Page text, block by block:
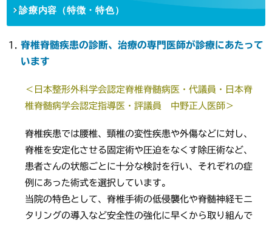
診療内容（特徴・特色）
脊椎脊髄疾患の診断、治療の専門医師が診療にあたって
います
＜日本整形外科学会認定脊椎脊髄病医・代議員・日本脊
椎脊髄病学会認定指導医・評議員 中野正人医師＞
脊椎疾患では腰椎、頸椎の変性疾患や外傷などに対し、
脊椎を安定化させる固定術や圧迫をなくす除圧術など、
患者さんの状態ごとに十分な検討を行い、それぞれの症
例にあった術式を選択しています。
当院の特色として、脊椎手術の低侵襲化や脊髄神経モニ
タリングの導入など安全性の強化に早くから取り組んで